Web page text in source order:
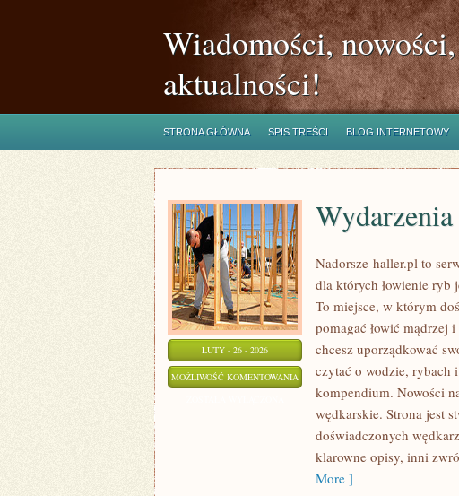
Wiadomości, nowości,
aktualności!
STRONA GŁÓWNA SPIS TREŚCI BLOG INTERNETOWY
LUTY - 26 - 2026
MOŻLIWOŚĆ KOMENTOWANIA WYDARZENIA
ZAWODY
WĘDKARSKIE
Nadorsze-haller.pl to
dla których łowienie ryb
To miejsce, w którym
pomagać łowić mądrzej
chcesz uporządkować
czytać o wodzie, rybach
kompendium. Nowości
wędkarskie. Strona jest
doświadczonych
klarowne opisy, inni
More ]